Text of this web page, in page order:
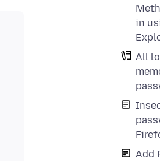
in
All
Add